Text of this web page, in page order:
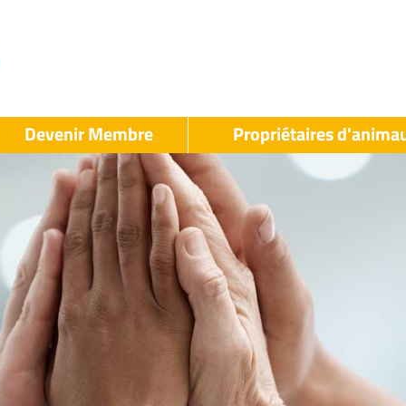
Devenir
Membre
Devenir Membre
Propriétaires
d'animaux
Propriétaires